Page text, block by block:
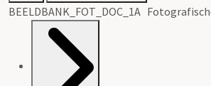
BEELDBANK_FOT_DOC_1A